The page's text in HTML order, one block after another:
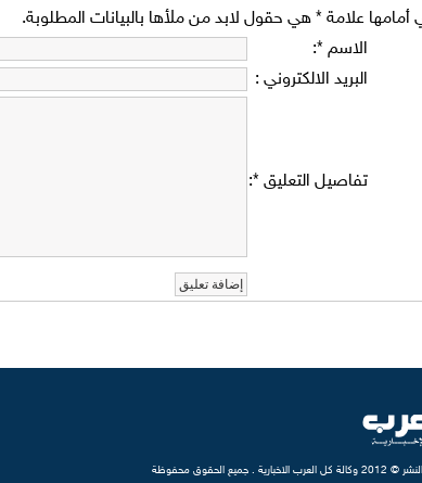
أمامها علامة * هي حقول لابد من ملأها بالبيانات المطلوبة.
الاسم*
:
البريد الالكتروني:
تفاصيل التعليق*
:
. جميع الحقوق محفوظة